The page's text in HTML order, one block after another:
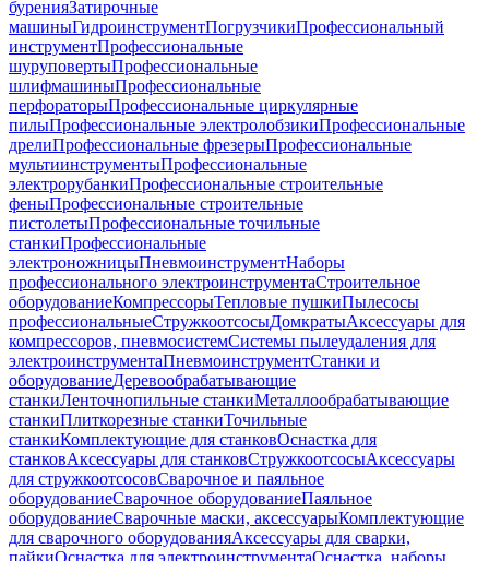
буренияЗатирочные
машиныГидроинструментПогрузчикиПрофессиональный
инструментПрофессиональные
шуруповертыПрофессиональные
шлифмашиныПрофессиональные
перфораторыПрофессиональные циркулярные
пилыПрофессиональные электролобзикиПрофессиональные
дрелиПрофессиональные фрезерыПрофессиональные
мультиинструментыПрофессиональные
электрорубанкиПрофессиональные строительные
феныПрофессиональные строительные
пистолетыПрофессиональные точильные
станкиПрофессиональные
электроножницыПневмоинструментНаборы
профессионального электроинструментаСтроительное
оборудованиеКомпрессорыТепловые пушкиПылесосы
профессиональныеСтружкоотсосыДомкратыАксессуары для
компрессоров, пневмосистемСистемы пылеудаления для
электроинструментаПневмоинструментСтанки и
оборудованиеДеревообрабатывающие
станкиЛенточнопильные станкиМеталлообрабатывающие
станкиПлиткорезные станкиТочильные
станкиКомплектующие для станковОснастка для
станковАксессуары для станковСтружкоотсосыАксессуары
для стружкоотсосовСварочное и паяльное
оборудованиеСварочное оборудованиеПаяльное
оборудованиеСварочные маски, аксессуарыКомплектующие
для сварочного оборудованияАксессуары для сварки,
пайкиОснастка для электроинструментаОснастка, наборы